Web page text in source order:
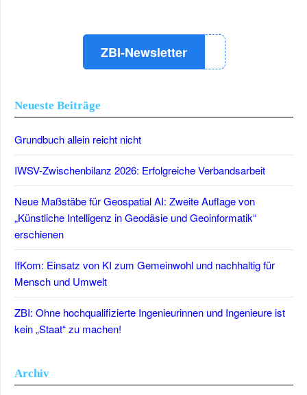
ZBI-Newsletter
Neueste Beiträge
Grundbuch allein reicht nicht
IWSV-Zwischenbilanz 2026: Erfolgreiche Verbandsarbeit
Neue Maßstäbe für Geospatial AI: Zweite Auflage von
„Künstliche Intelligenz in Geodäsie und Geoinformatik“
erschienen
IfKom: Einsatz von KI zum Gemeinwohl und nachhaltig für
Mensch und Umwelt
ZBI: Ohne hochqualifizierte Ingenieurinnen und Ingenieure ist
kein „Staat“ zu machen!
Archiv